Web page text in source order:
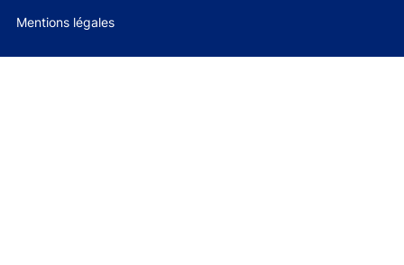
Mentions légales